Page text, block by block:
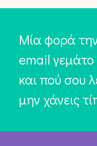
Μία φορά
email
και πού σου
μην χάνεις